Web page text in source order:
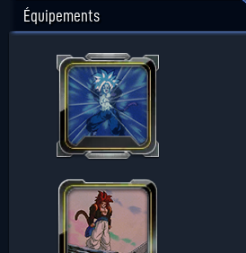
Équipements